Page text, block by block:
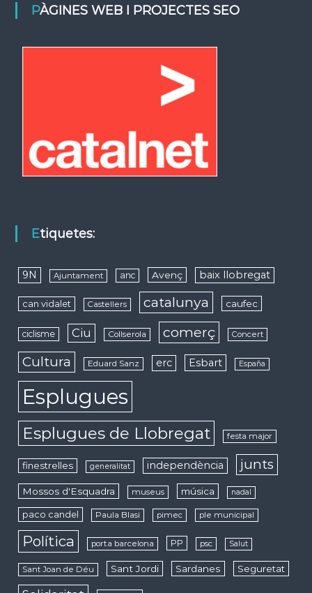
PÀGINES WEB I PROJECTES SEO
Etiquetes:
9N Ajuntament anc Avenç baix llobregat
can vidalet Castellers catalunya caufec
ciclisme Ciu Collserola comerç Concert
Cultura Eduard Sanz erc Esbart España
Esplugues
Esplugues de Llobregat festa major
finestrelles generalitat independència junts
Mossos d'Esquadra museus música nadal
paco candel Paula Blasi pimec ple municipal
Política porta barcelona PP psc Salut
Sant Joan de Déu Sant Jordi Sardanes Seguretat